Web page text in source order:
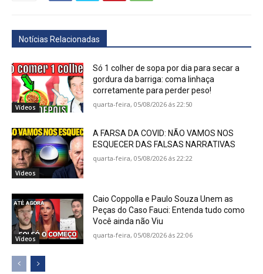
Notícias Relacionadas
Vídeos
Só 1 colher de sopa por dia para secar a
gordura da barriga: coma linhaça
corretamente para perder peso!
quarta-feira, 05/08/2026 ás 22:50
Vídeos
A FARSA DA COVID: NÃO VAMOS NOS
ESQUECER DAS FALSAS NARRATIVAS
quarta-feira, 05/08/2026 ás 22:22
Vídeos
Caio Coppolla e Paulo Souza Unem as
Peças do Caso Fauci: Entenda tudo como
Você ainda não Viu
quarta-feira, 05/08/2026 ás 22:06